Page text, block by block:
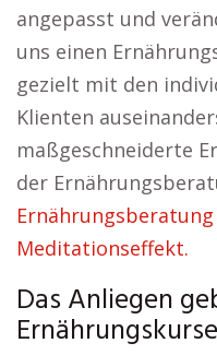
angepasst und
uns einen
gezielt mit den
Klienten
maßgeschneiderte
der
Meditationseffekt.
Das Anliegen